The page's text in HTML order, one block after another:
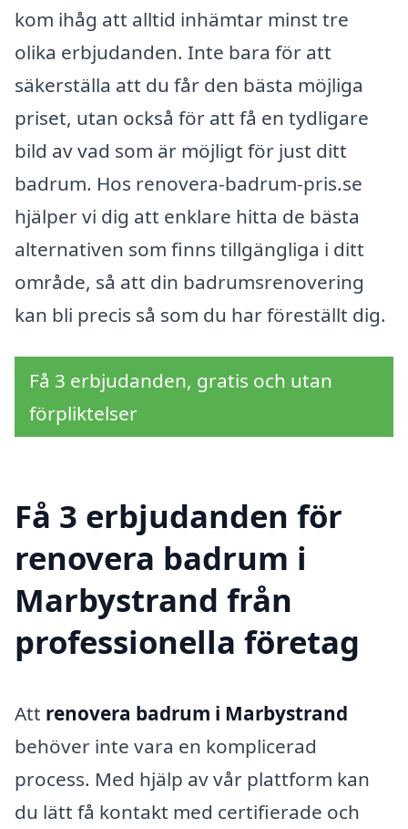
kom ihåg att alltid inhämtar minst tre
olika erbjudanden. Inte bara för att
säkerställa att du får den bästa möjliga
priset, utan också för att få en tydligare
bild av vad som är möjligt för just ditt
badrum. Hos renovera-badrum-pris.se
hjälper vi dig att enklare hitta de bästa
alternativen som finns tillgängliga i ditt
område, så att din badrumsrenovering
kan bli precis så som du har föreställt dig.
Få 3 erbjudanden, gratis och utan
förpliktelser
Få 3 erbjudanden för
renovera badrum i
Marbystrand från
professionella företag
Att renovera badrum i Marbystrand
behöver inte vara en komplicerad
process. Med hjälp av vår plattform kan
du lätt få kontakt med certifierade och